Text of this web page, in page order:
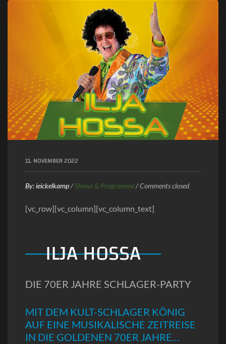
11. NOVEMBER 2022
By:ieickelkamp/Shows & Programme/Comments closed
[vc_row][vc_column][vc_column_text]
ILJA HOSSA
DIE 70ER JAHRE SCHLAGER-PARTY
MIT DEM KULT-SCHLAGER KÖNIG
AUF EINE MUSIKALISCHE ZEITREISE
IN DIE GOLDENEN 70ER JAHRE…